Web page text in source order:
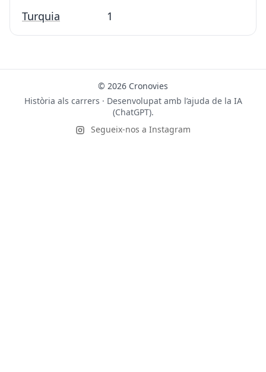
Turquia 1
© 2026 Cronovies
Història als carrers · Desenvolupat amb l’ajuda de la IA
(ChatGPT).
Segueix-nos a Instagram